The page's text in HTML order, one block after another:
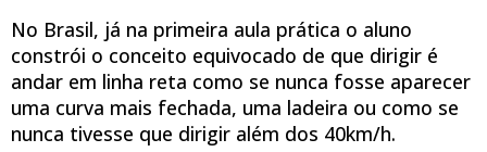
No Brasil, já na primeira aula prática o aluno
constrói o conceito equivocado de que dirigir é
andar em linha reta como se nunca fosse aparecer
uma curva mais fechada, uma ladeira ou como se
nunca tivesse que dirigir além dos 40km/h.